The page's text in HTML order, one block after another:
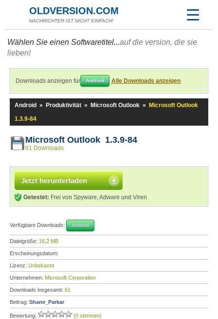
OLDVERSION.COM
NACHRICHTER IST NICHT EINFACH!
Wählen Sie einen Softwaretitel...auf die version, die sie
lieben!
Downloads anzeigen für Android Alle Downloads anzeigen
Android » Produktivität » Microsoft Outlook »
Microsoft Outlook
1.3.9-84
Microsoft Outlook 1.3.9-84
61 Downloads
Jetzt herunterladen
Getestet: Frei von Spyware, Adware und Viren
Verfügbare Downloads: Android
Dateigröße: 16,2 MB
Erscheinungsdatum:
Lizenz: Unbekannt
Unternehmen: Microsoft Corporation
Downloads insgesamt: 61
Beitrag: Shane_Parkar
Bewertung: (0 stimmen)